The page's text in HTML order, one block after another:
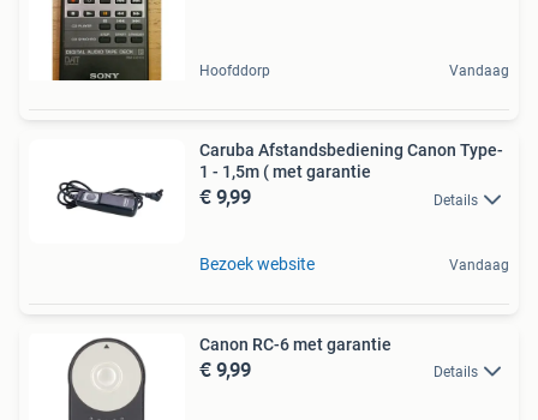
Hoofddorp Vandaag
Caruba Afstandsbediening Canon Type-
1 - 1,5m ( met garantie
€ 9,99 Details
Bezoek website Vandaag
Canon RC-6 met garantie
€ 9,99 Details